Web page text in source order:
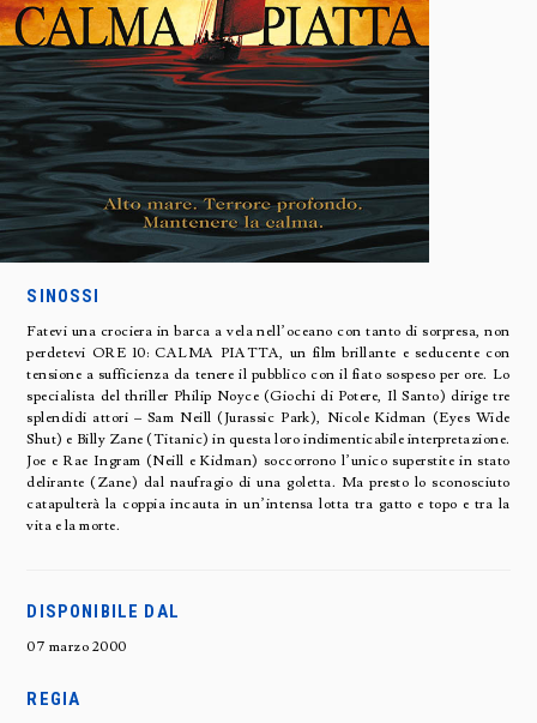
SINOSSI
Fatevi una crociera in barca a vela nell’oceano con tanto di sorpresa, non
perdetevi ORE 10: CALMA PIATTA, un film brillante e seducente con
tensione a sufficienza da tenere il pubblico con il fiato sospeso per ore. Lo
specialista del thriller Philip Noyce (Giochi di Potere, Il Santo) dirige tre
splendidi attori – Sam Neill (Jurassic Park), Nicole Kidman (Eyes Wide
Shut) e Billy Zane (Titanic) in questa loro indimenticabile interpretazione.
Joe e Rae Ingram (Neill e Kidman) soccorrono l’unico superstite in stato
delirante (Zane) dal naufragio di una goletta. Ma presto lo sconosciuto
catapulterà la coppia incauta in un’intensa lotta tra gatto e topo e tra la
vita e la morte.
DISPONIBILE DAL
07 marzo 2000
REGIA